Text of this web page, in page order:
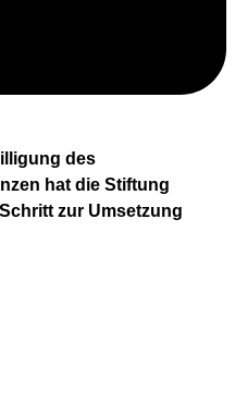
des
hat die Stiftung
zur Umsetzung